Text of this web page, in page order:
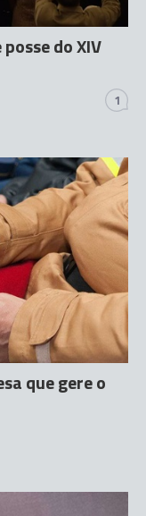
do XIV
1
que gere o